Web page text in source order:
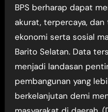
BPS berharap dapat
akurat, terpercaya,
ekonomi serta sosial
Barito Selatan. Data
menjadi landasan
pembangunan yang
berkelanjutan demi